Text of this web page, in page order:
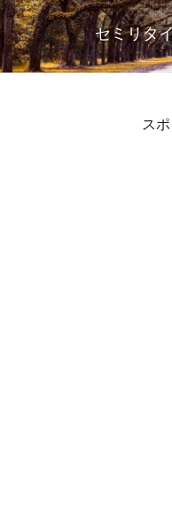
セミリタ
ス